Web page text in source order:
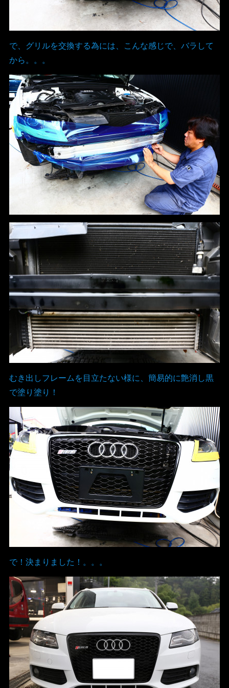
で、グリルを交換する為には、こんな感じで、バラして
から。。。
むき出しフレームを目立たない様に、簡易的に艶消し黒
で塗り塗り！
で！決まりました！。。。